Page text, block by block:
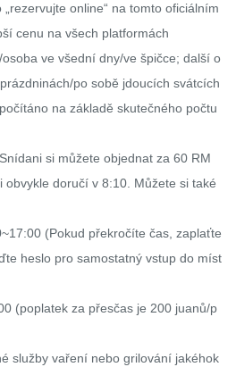
„rezervujte online“ na tomto oficiálním
cenu na všech platformách
osoba ve všední dny/ve špičce; další o
po sobě jdoucích svátcích
na základě skutečného počtu
si můžete objednat za 60 RM
obvykle doručí v 8:10. Můžete si také
(Pokud překročíte čas, zaplaťte
heslo pro samostatný vstup do míst
(poplatek za přesčas je 200 juanů/p
služby vaření nebo grilování jakéhok